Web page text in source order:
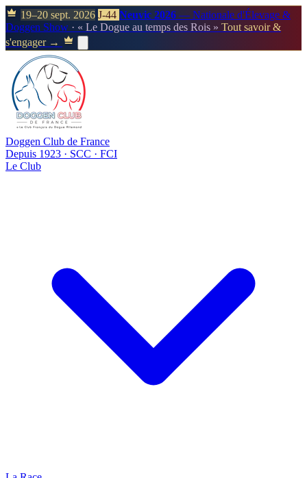
19–20 sept. 2026 J-44 Neuvic 2026 — Nationale d'Élevage &
Doggen Show · « Le Dogue au temps des Rois » Tout savoir &
s'engager →
Doggen Club de France
Depuis 1923 · SCC · FCI
Le Club